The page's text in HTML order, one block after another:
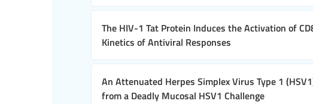
The HIV-1 Tat Protein Induces the Activation of
Kinetics of Antiviral Responses
An Attenuated Herpes Simplex Virus Type 1
from a Deadly Mucosal HSV1 Challenge